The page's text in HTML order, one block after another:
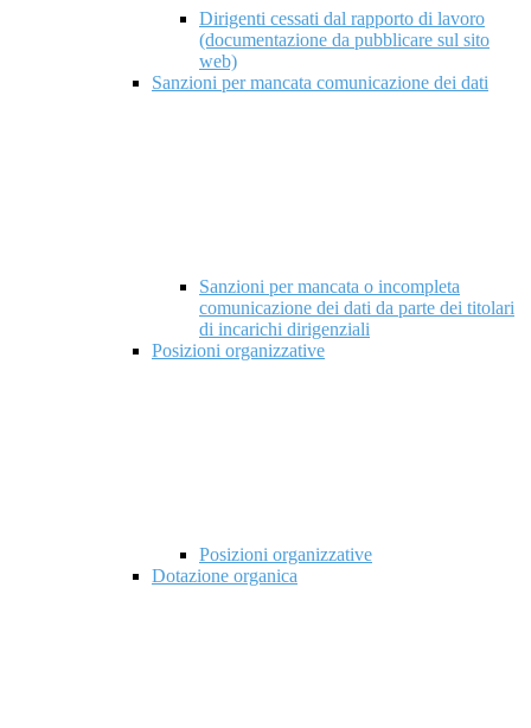
Dirigenti cessati dal rapporto di lavoro
(documentazione da pubblicare sul sito
web)
Sanzioni per mancata comunicazione dei dati
Sanzioni per mancata o incompleta
comunicazione dei dati da parte dei titolari
di incarichi dirigenziali
Posizioni organizzative
Posizioni organizzative
Dotazione organica